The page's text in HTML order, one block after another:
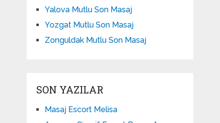
Yalova Mutlu Son Masaj
Yozgat Mutlu Son Masaj
Zonguldak Mutlu Son Masaj
SON YAZILAR
Masaj Escort Melisa